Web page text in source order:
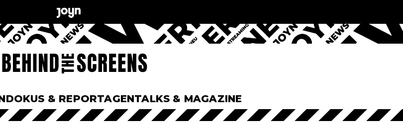
DOKUS & REPORTAGENTALKS & MAGAZINE